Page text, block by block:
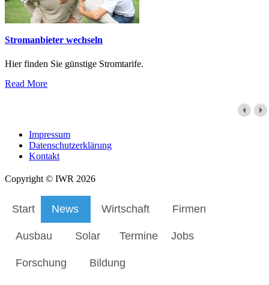
Stromanbieter wechseln
Hier finden Sie günstige Stromtarife.
Read More
Impressum
Datenschutzerklärung
Kontakt
Copyright © IWR 2026
Start News Wirtschaft Firmen
Ausbau Solar Termine Jobs
Forschung Bildung